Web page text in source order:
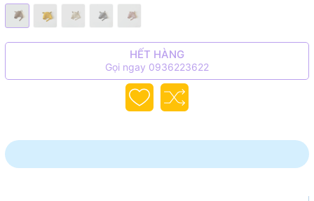
HẾT HÀNG
Gọi ngay 0936223622